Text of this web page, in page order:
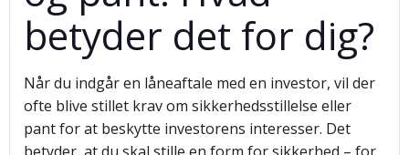
betyder det for dig?
Når du indgår en låneaftale med en investor, vil der
ofte blive stillet krav om sikkerhedsstillelse eller
pant for at beskytte investorens interesser. Det